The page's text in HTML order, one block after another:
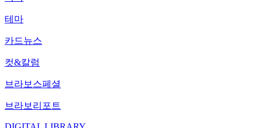
테마
카드뉴스
컷&칼럼
브라보스페셜
브라보리포트